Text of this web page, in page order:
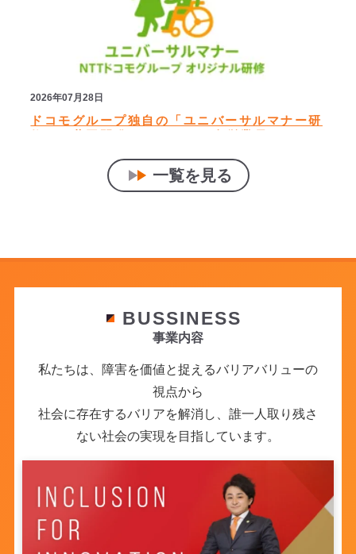
2026年07月28日
ドコモグループ独自の「ユニバーサルマナー研
プレスリリース
2026年07月27日
tsumiki証券、コモンズ投信共催の「体験型イ
ベントで学ぶ『インパクト投資』入門」に、当
社社員が講師として登壇
一覧を見る
BUSSINESS
事業内容
私たちは、障害を価値と捉えるバリアバリューの
視点から
社会に存在するバリアを解消し、誰一人取り残さ
ない社会の実現を目指しています。